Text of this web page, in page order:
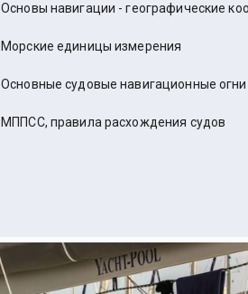
Основы навигации - географические
Морские единицы измерения
Основные судовые навигационные огни
МППСС, правила расхождения судов